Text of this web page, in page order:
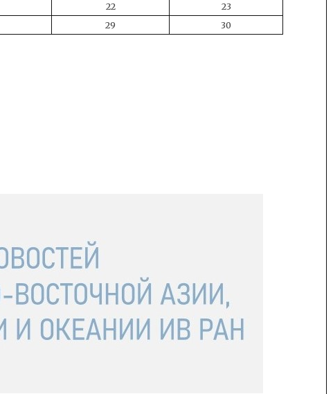
22
23
29 30